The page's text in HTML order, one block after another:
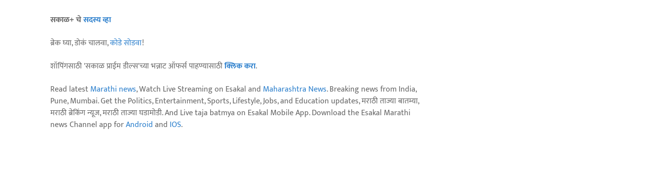
सकाळ+ चेसदस्य व्हा
ब्रेक घ्या, डोकं चालवा,कोडे सोडवा!
शॉपिंगसाठी 'सकाळ प्राईम डील्स'च्या भन्नाट ऑफर्स पाहण्यासाठीक्लिक करा.
Read latestMarathi news, Watch Live Streaming on Esakal and Maharashtra News. Breaking news from India,
Pune, Mumbai. Get the Politics, Entertainment, Sports, Lifestyle, Jobs, and Education updates, मराठी ताज्या बातम्या,
मराठी ब्रेकिंग न्यूज, मराठी ताज्या घडामोडी. And Live taja batmya on Esakal Mobile App. Download the Esakal Marathi
news Channel app forAndroidand IOS.